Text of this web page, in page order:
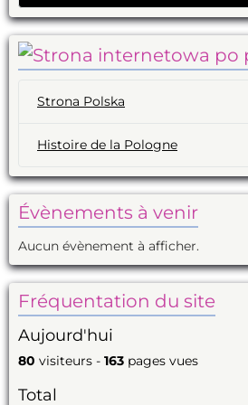
Strona Polska
Histoire de la Pologne
Évènements à venir
Aucun évènement à afficher.
Fréquentation du site
Aujourd'hui
80 visiteurs - 163 pages vues
Total